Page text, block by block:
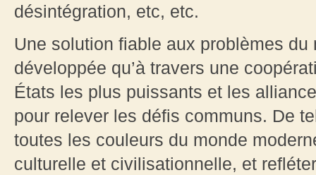
désintégration, etc, etc.
Une solution fiable aux problèmes
développée qu’à travers une
États les plus puissants et les
pour relever les défis communs. De
toutes les couleurs du monde
culturelle et civilisationnelle, et